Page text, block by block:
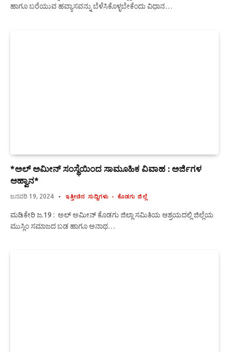
ಹಾಗೂ ಬರೆಯುವ ಹವ್ಯಾಸವನ್ನು ಬೆಳೆಸಿಕೊಳ್ಳಬೇಕೆಂದು ವಿಧಾನ…
*ಅಲ್ ಅಮೀನ್ ಸಂಸ್ಥೆಯಿಂದ ಸಾಮೂಹಿಕ ವಿವಾಹ : ಅರ್ಜಿಗಳ
ಆಹ್ವಾನ*
ಜನವರಿ 19, 2024 ಇತ್ತೀಚಿನ ಸುದ್ದಿಗಳು ಕೊಡಗು ಜಿಲ್ಲೆ
ಮಡಿಕೇರಿ ಜ.19 : ಅಲ್ ಅಮೀನ್ ಕೊಡಗು ಜಿಲ್ಲಾ ಸಮಿತಿಯ ಆಶ್ರಯದಲ್ಲಿ ಜಿಲ್ಲೆಯ
ಮುಸ್ಲಿಂ ಸಮಾಜದ ಬಡ ಹಾಗೂ ಅನಾಥ…